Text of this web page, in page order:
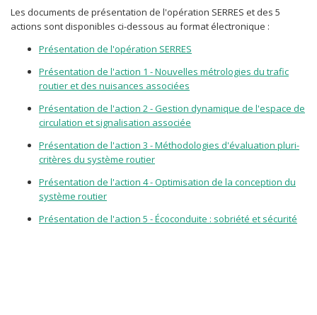
Les documents de présentation de l'opération SERRES et des 5
actions sont disponibles ci-dessous au format électronique :
Présentation de l'opération SERRES
Présentation de l'action 1 - Nouvelles métrologies du trafic
routier et des nuisances associées
Présentation de l'action 2 - Gestion dynamique de l'espace de
circulation et signalisation associée
Présentation de l'action 3 - Méthodologies d'évaluation pluri-
critères du système routier
Présentation de l'action 4 - Optimisation de la conception du
système routier
Présentation de l'action 5 - Écoconduite : sobriété et sécurité